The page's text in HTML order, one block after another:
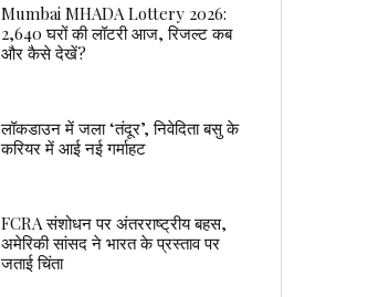
Mumbai MHADA Lottery 2026:
2,640 घरों की लॉटरी आज, रिजल्ट कब
और कैसे देखें?
लॉकडाउन में जला ‘तंदूर’, निवेदिता बसु के
करियर में आई नई गर्माहट
FCRA संशोधन पर अंतरराष्ट्रीय बहस,
अमेरिकी सांसद ने भारत के प्रस्ताव पर
जताई चिंता